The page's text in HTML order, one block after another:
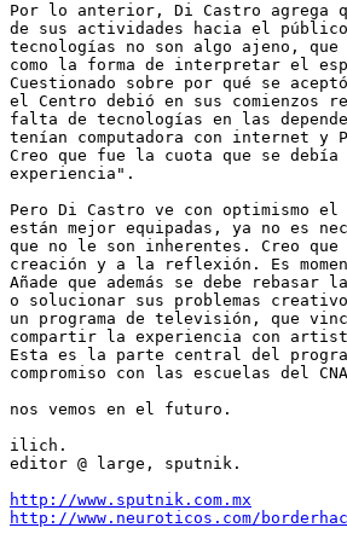
Por lo anterior, Di Castro agrega
de sus actividades hacia el
tecnologías no son algo ajeno,
como la forma de interpretar el
Cuestionado sobre por qué se
el Centro debió en sus comienzos
falta de tecnologías en las
tenían computadora con internet y
Creo que fue la cuota que se
experiencia".
Pero Di Castro ve con optimismo
están mejor equipadas, ya no es
que no le son inherentes. Creo
creación y a la reflexión. Es
Añade que además se debe
o solucionar sus problemas
un programa de televisión, que
compartir la experiencia con
Esta es la parte central del
compromiso con las escuelas del
nos vemos en el futuro.
ilich.
editor @ large, sputnik.
http://www.sputnik.com.mx
http://www.neuroticos.com/